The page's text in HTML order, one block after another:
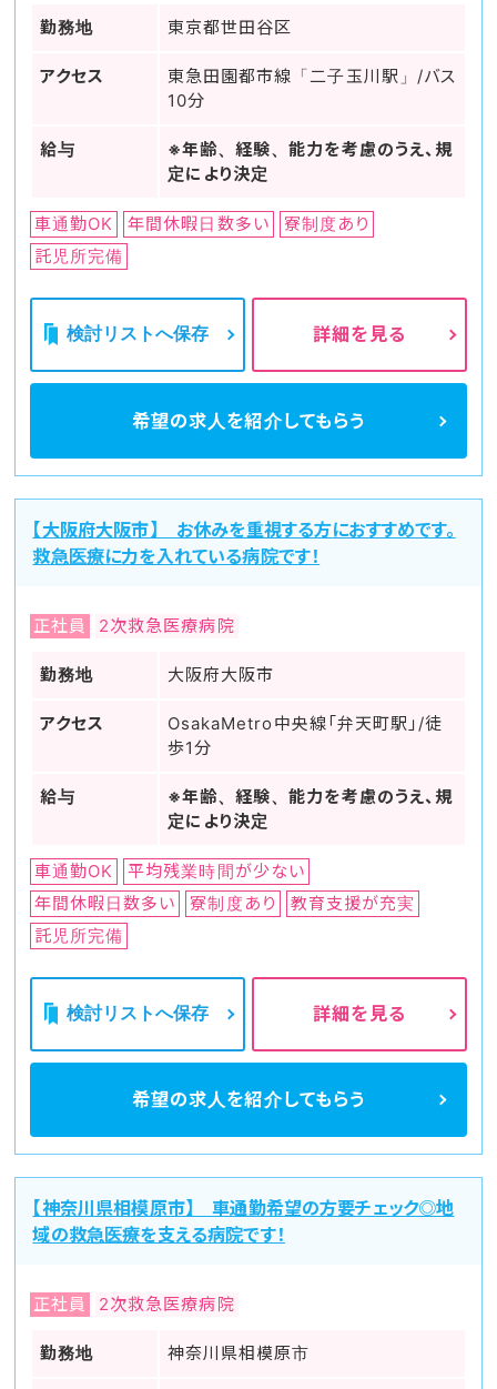
勤務地 東京都世田谷区
アクセス
東急田園都市線「二子玉川駅」/バス
10分
給与
※年齢、経験、能力を考慮のうえ、規
定により決定
車通勤OK 年間休暇日数多い
寮制度あり
託児所完備
検討リストへ保存 詳細を見る
希望の求人を紹介してもらう
【大阪府大阪市】 お休みを重視する方におすすめです。
救急医療に力を入れている病院です！
正社員 2次救急医療病院
勤務地 大阪府大阪市
アクセス
OsakaMetro中央線「弁天町駅」/徒
歩1分
給与
※年齢、経験、能力を考慮のうえ、規
定により決定
車通勤OK
平均残業時間が少ない
年間休暇日数多い
寮制度あり
教育支援が充実
託児所完備
検討リストへ保存 詳細を見る
希望の求人を紹介してもらう
【神奈川県相模原市】 車通勤希望の方要チェック◎地
域の救急医療を支える病院です！
正社員 2次救急医療病院
勤務地 神奈川県相模原市